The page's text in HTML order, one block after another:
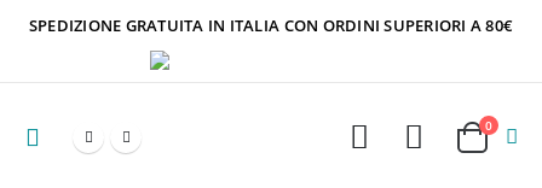
SPEDIZIONE GRATUITA IN ITALIA CON ORDINI SUPERIORI A 80€
0